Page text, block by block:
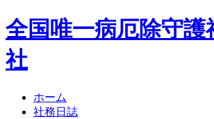
全国唯一病厄除守護
社
ホーム
社務日誌